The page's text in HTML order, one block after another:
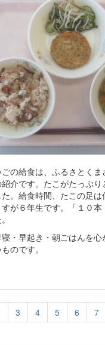
の給食は、ふるさとく
介です。たこがたっぷ
。給食時間、たこの足
が６年生です。「１０本
・早起き・朝ごはんを
のです。
3 4 5 6 7